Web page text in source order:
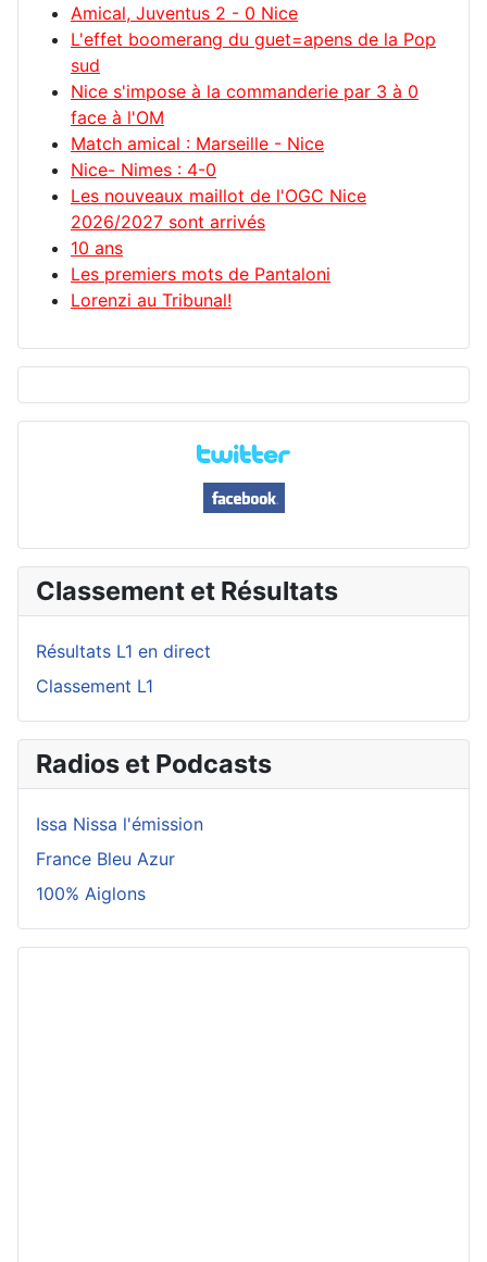
Amical, Juventus 2 - 0 Nice
L'effet boomerang du guet=apens de la Pop
sud
Nice s'impose à la commanderie par 3 à 0
face à l'OM
Match amical : Marseille - Nice
Nice- Nimes : 4-0
Les nouveaux maillot de l'OGC Nice
2026/2027 sont arrivés
10 ans
Les premiers mots de Pantaloni
Lorenzi au Tribunal!
Classement et Résultats
Résultats L1 en direct
Classement L1
Radios et Podcasts
Issa Nissa l'émission
France Bleu Azur
100% Aiglons